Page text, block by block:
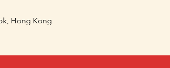
Hong Kong